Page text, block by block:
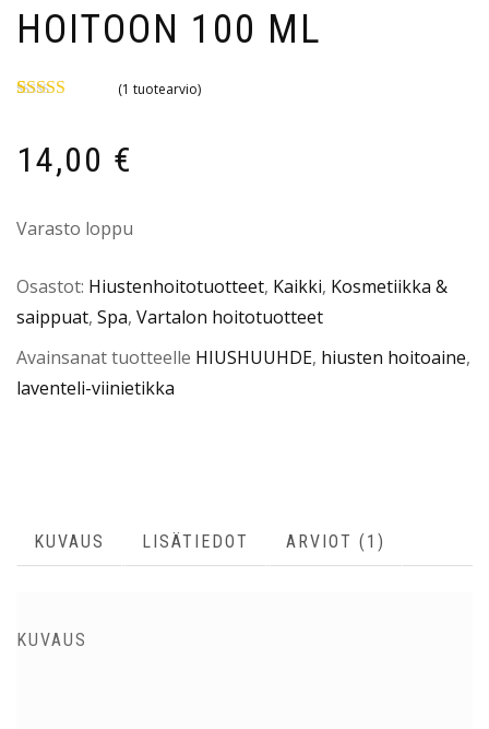
HOITOON 100 ML
perustuen
asiakkaan
arvotukseen.
(1 tuotearvio)
14,00 €
Varasto loppu
Osastot: Hiustenhoitotuotteet, Kaikki, Kosmetiikka &
saippuat, Spa, Vartalon hoitotuotteet
Avainsanat tuotteelle HIUSHUUHDE, hiusten hoitoaine,
laventeli-viinietikka
KUVAUS LISÄTIEDOT ARVIOT (1)
KUVAUS